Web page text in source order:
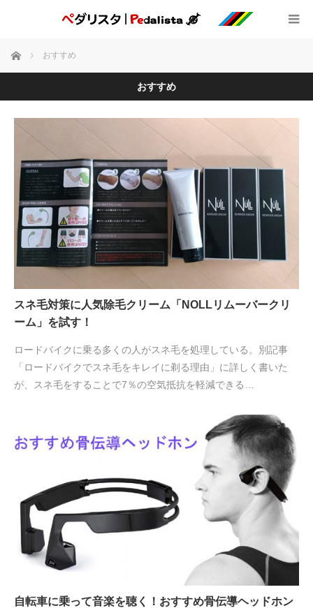
ホーム おすすめ
おすすめ
スネ毛対策に人気除毛クリーム「NOLLリムーバークリ
ーム」を試す！
ロードバイクに乗る多くの人がスネ毛を処理している。別記事
「ロードバイクでスネ毛をキレイに剃る理由」に詳しく書いた
が、スネ毛をすることで7％の空気抵抗を軽減できる…
自転車に乗って音楽を聴く！おすすめ骨伝導ヘッドホン